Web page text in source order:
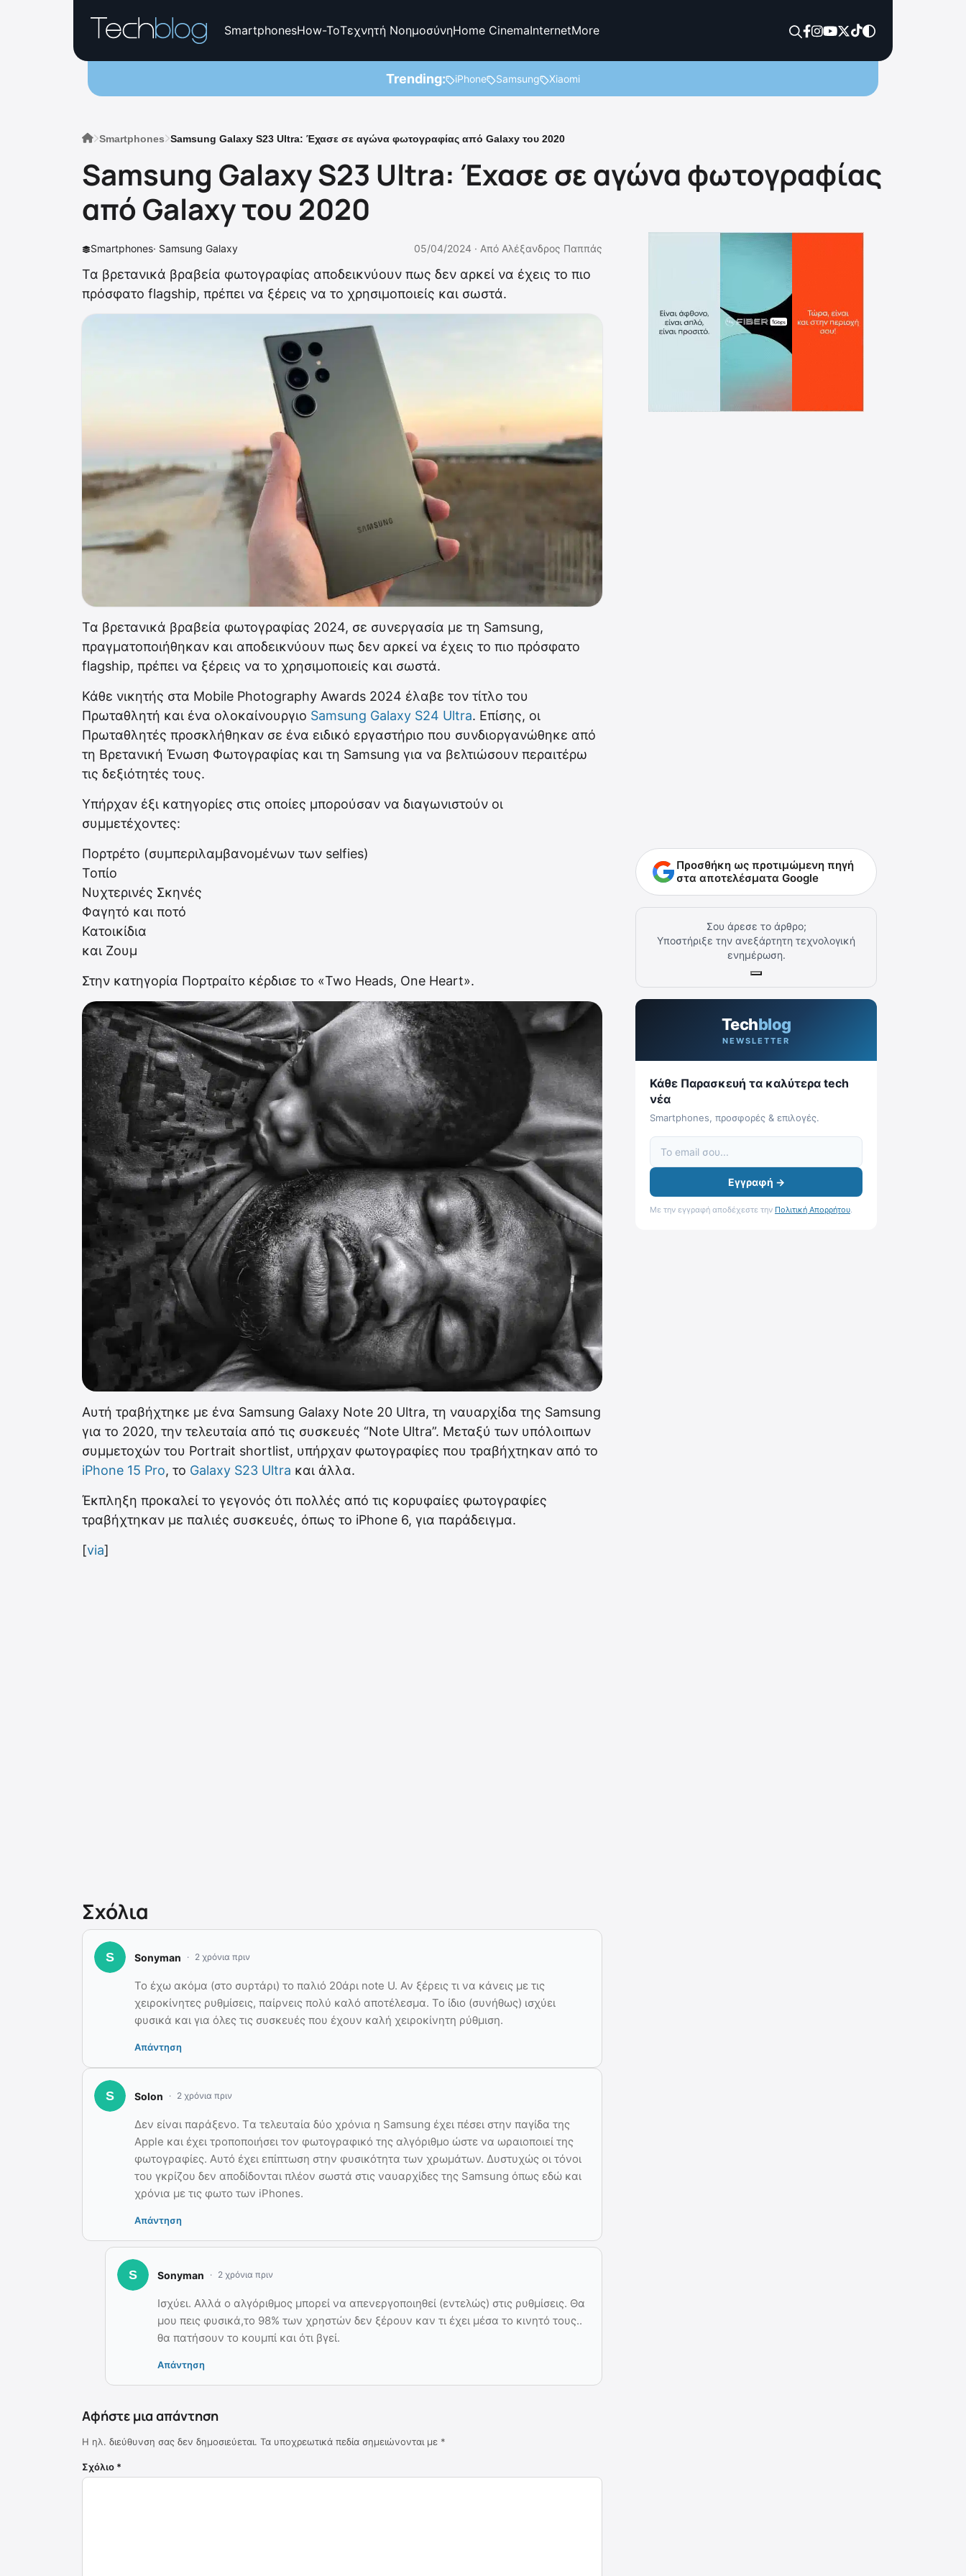
SmartphonesHow-ToΤεχνητή ΝοημοσύνηHome CinemaInternetMore
Trending: iPhone Samsung Xiaomi
Smartphones Samsung Galaxy S23 Ultra: Έχασε σε αγώνα φωτογραφίας από Galaxy του 2020
Samsung Galaxy S23 Ultra: Έχασε σε αγώνα φωτογραφίας
από Galaxy του 2020
Smartphones· Samsung Galaxy 05/04/2024 · Από Αλέξανδρος Παππάς
Τα βρετανικά βραβεία φωτογραφίας αποδεικνύουν πως δεν αρκεί να έχεις το πιο
πρόσφατο flagship, πρέπει να ξέρεις να το χρησιμοποιείς και σωστά.
Τα βρετανικά βραβεία φωτογραφίας 2024, σε συνεργασία με τη Samsung,
πραγματοποιήθηκαν και αποδεικνύουν πως δεν αρκεί να έχεις το πιο πρόσφατο
flagship, πρέπει να ξέρεις να το χρησιμοποιείς και σωστά.
Κάθε νικητής στα Mobile Photography Awards 2024 έλαβε τον τίτλο του
Πρωταθλητή και ένα ολοκαίνουργιο Samsung Galaxy S24 Ultra. Επίσης, οι
Πρωταθλητές προσκλήθηκαν σε ένα ειδικό εργαστήριο που συνδιοργανώθηκε από
τη Βρετανική Ένωση Φωτογραφίας και τη Samsung για να βελτιώσουν περαιτέρω
τις δεξιότητές τους.
Υπήρχαν έξι κατηγορίες στις οποίες μπορούσαν να διαγωνιστούν οι
συμμετέχοντες:
Πορτρέτο (συμπεριλαμβανομένων των selfies)
Τοπίο
Νυχτερινές Σκηνές
Φαγητό και ποτό
Κατοικίδια
και Ζουμ
Στην κατηγορία Πορτραίτο κέρδισε το «Two Heads, One Heart».
Αυτή τραβήχτηκε με ένα Samsung Galaxy Note 20 Ultra, τη ναυαρχίδα της Samsung
για το 2020, την τελευταία από τις συσκευές “Note Ultra”. Μεταξύ των υπόλοιπων
συμμετοχών του Portrait shortlist, υπήρχαν φωτογραφίες που τραβήχτηκαν από το
iPhone 15 Pro, το Galaxy S23 Ultra και άλλα.
Έκπληξη προκαλεί το γεγονός ότι πολλές από τις κορυφαίες φωτογραφίες
τραβήχτηκαν με παλιές συσκευές, όπως το iPhone 6, για παράδειγμα.
[via]
Σχόλια
Sonyman 2 χρόνια πριν
Το έχω ακόμα (στο συρτάρι) το παλιό 20άρι note U. Αν ξέρεις τι να κάνεις με τις
χειροκίνητες ρυθμίσεις, παίρνεις πολύ καλό αποτέλεσμα. Το ίδιο (συνήθως) ισχύει
φυσικά και για όλες τις συσκευές που έχουν καλή χειροκίνητη ρύθμιση.
Απάντηση
Solon 2 χρόνια πριν
Δεν είναι παράξενο. Tα τελευταία δύο χρόνια η Samsung έχει πέσει στην παγίδα της
Apple και έχει τροποποιήσει τον φωτογραφικό της αλγόριθμο ώστε να ωραιοποιεί της
φωτογραφίες. Αυτό έχει επίπτωση στην φυσικότητα των χρωμάτων. Δυστυχώς οι τόνοι
του γκρίζου δεν αποδίδονται πλέον σωστά στις ναυαρχίδες της Samsung όπως εδώ και
χρόνια με τις φωτο των iPhones.
Απάντηση
Sonyman 2 χρόνια πριν
Ισχύει. Αλλά ο αλγόριθμος μπορεί να απενεργοποιηθεί (εντελώς) στις ρυθμίσεις. Θα
μου πεις φυσικά,το 98% των χρηστών δεν ξέρουν καν τι έχει μέσα το κινητό τους..
θα πατήσουν το κουμπί και ότι βγεί.
Απάντηση
Αφήστε μια απάντηση
Η ηλ. διεύθυνση σας δεν δημοσιεύεται. Τα υποχρεωτικά πεδία σημειώνονται με *
Σχόλιο *
Προσθήκη ως προτιμώμενη πηγή
στα αποτελέσματα Google
Σου άρεσε το άρθρο;
Υποστήριξε την ανεξάρτητη τεχνολογική
ενημέρωση.
Techblog
NEWSLETTER
Κάθε Παρασκευή τα καλύτερα tech
νέα
Smartphones, προσφορές & επιλογές.
Εγγραφή →
Με την εγγραφή αποδέχεστε την Πολιτική Απορρήτου.